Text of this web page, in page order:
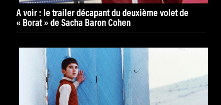
À voir : le trailer décapant du deuxième volet de
« Borat » de Sacha Baron Cohen